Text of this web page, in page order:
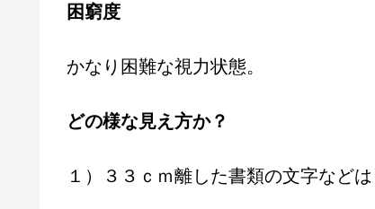
困窮度
かなり困難な視力状態。
どの様な見え方か？
１）３３ｃｍ離した書類の文字など